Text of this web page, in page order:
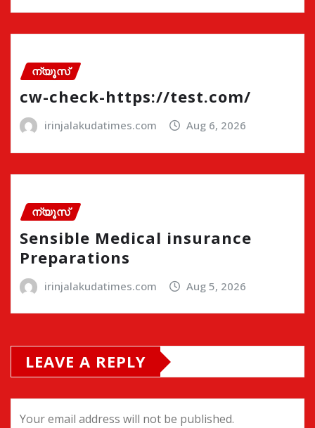
ന്യൂസ്
cw-check-https://test.com/
irinjalakudatimes.com Aug 6, 2026
ന്യൂസ്
Sensible Medical insurance
Preparations
irinjalakudatimes.com Aug 5, 2026
LEAVE A REPLY
Your email address will not be published.